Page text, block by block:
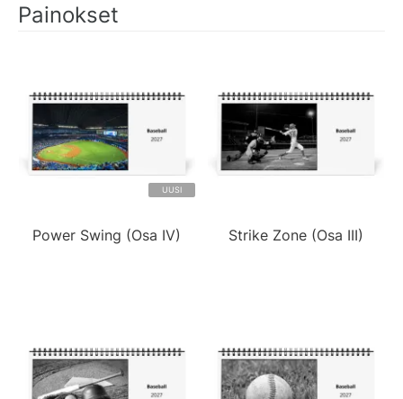
Painokset
UUSI
Power Swing (Osa IV) Strike Zone (Osa III)